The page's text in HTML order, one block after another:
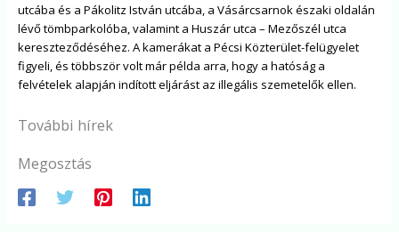
utcába és a Pákolitz István utcába, a Vásárcsarnok északi oldalán
lévő tömbparkolóba, valamint a Huszár utca – Mezőszél utca
kereszteződéséhez. A kamerákat a Pécsi Közterület-felügyelet
figyeli, és többször volt már példa arra, hogy a hatóság a
felvételek alapján indított eljárást az illegális szemetelők ellen.
További hírek
Megosztás